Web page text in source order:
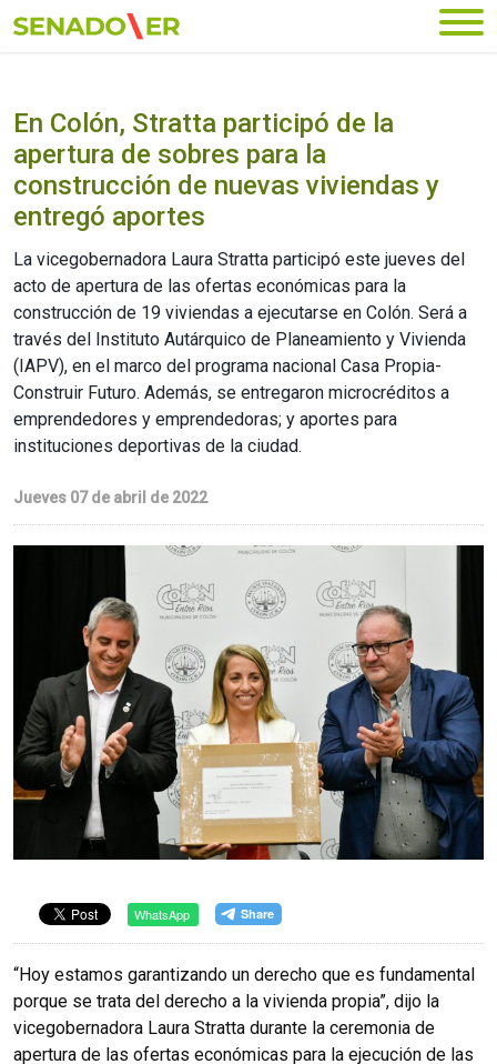
Ir al menú principal
En Colón, Stratta participó de la
apertura de sobres para la
construcción de nuevas viviendas y
entregó aportes
La vicegobernadora Laura Stratta participó este jueves del
acto de apertura de las ofertas económicas para la
construcción de 19 viviendas a ejecutarse en Colón. Será a
través del Instituto Autárquico de Planeamiento y Vivienda
(IAPV), en el marco del programa nacional Casa Propia-
Construir Futuro. Además, se entregaron microcréditos a
emprendedores y emprendedoras; y aportes para
instituciones deportivas de la ciudad.
Jueves 07 de abril de 2022
WhatsApp
“Hoy estamos garantizando un derecho que es fundamental
porque se trata del derecho a la vivienda propia”, dijo la
vicegobernadora Laura Stratta durante la ceremonia de
apertura de las ofertas económicas para la ejecución de las